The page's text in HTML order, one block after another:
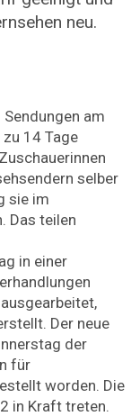
neu.
am
zu 14 Tage
selber
sie im
Das teilen
in einer
Der neue
der
für
worden. Die
in Kraft treten.